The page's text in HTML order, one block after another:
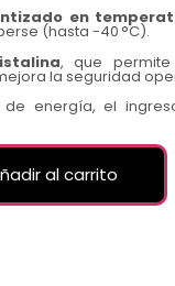
en
(hasta -40 °C).
, que
la seguridad
energía, el
al carrito